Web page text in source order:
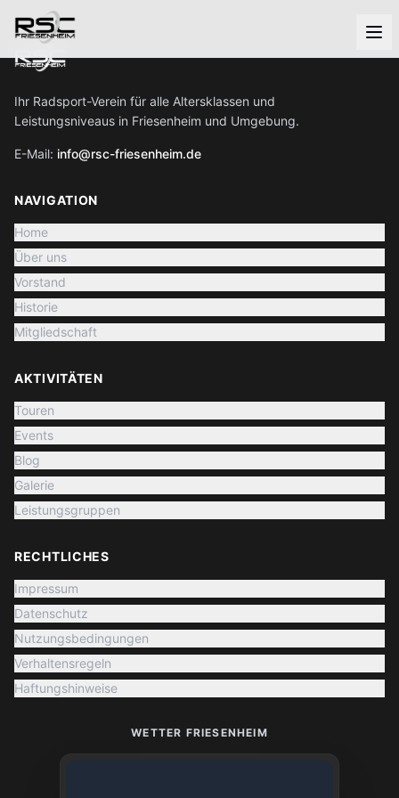
Ihr Radsport-Verein für alle Altersklassen und
Leistungsniveaus in Friesenheim und Umgebung.
E-Mail: info@rsc-friesenheim.de
NAVIGATION
Home
Über uns
Vorstand
Historie
Mitgliedschaft
AKTIVITÄTEN
Touren
Events
Blog
Galerie
Leistungsgruppen
RECHTLICHES
Impressum
Datenschutz
Nutzungsbedingungen
Verhaltensregeln
Haftungshinweise
WETTER FRIESENHEIM